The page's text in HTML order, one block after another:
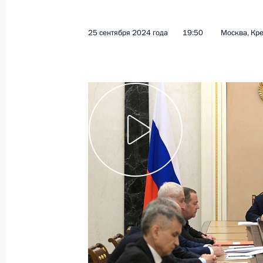
25 сентября 2024 года 19:50 Москва,